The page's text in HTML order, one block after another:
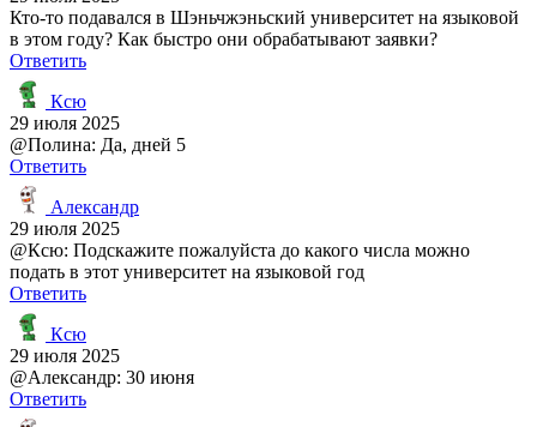
Кто-то подавался в Шэньчжэньский университет на языковой
в этом году? Как быстро они обрабатывают заявки?
Ответить
Ксю
29 июля 2025
@Полина: Да, дней 5
Ответить
Александр
29 июля 2025
@Ксю: Подскажите пожалуйста до какого числа можно
подать в этот университет на языковой год
Ответить
Ксю
29 июля 2025
@Александр: 30 июня
Ответить